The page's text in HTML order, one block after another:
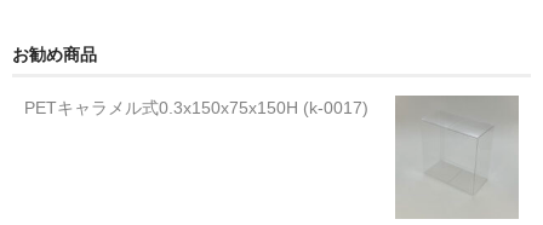
お勧め商品
PETキャラメル式0.3x150x75x150H (k-0017)